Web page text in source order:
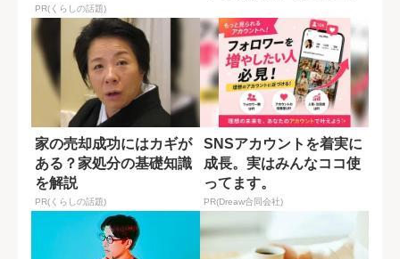
PR(くらしの話題)
家の売却成功にはカギが
ある？家処分の基礎知識
を解説
PR(くらしの話題)
SNSアカウントを着実に
成長。実はみんなココ使
ってます。
PR(Dreaw合同会社)